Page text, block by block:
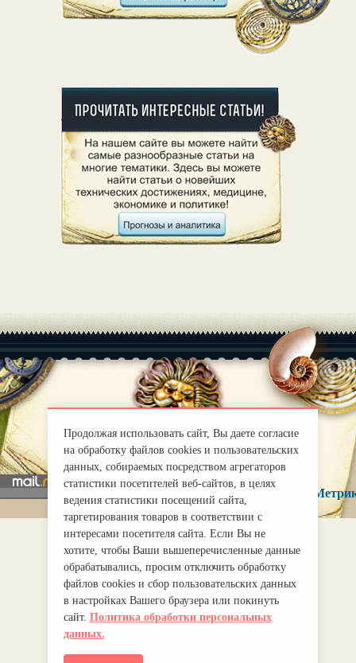
mirprognoz@mail.ru
Продолжая использовать сайт, Вы даете согласие
на обработку файлов cookies и пользовательских
данных, собираемых посредством агрегаторов
статистики посетителей веб-сайтов, в целях
ведения статистики посещений сайта,
таргетирования товаров в соответствии с
интересами посетителя сайта. Если Вы не
хотите, чтобы Ваши вышеперечисленные данные
обрабатывались, просим отключить обработку
файлов cookies и сбор пользовательских данных
в настройках Вашего браузера или покинуть
сайт. Политика обработки персональных
данных.